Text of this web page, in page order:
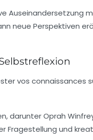
Auseinandersetzung
neue Perspektiven
vos connaissances
darunter Oprah
Fragestellung und